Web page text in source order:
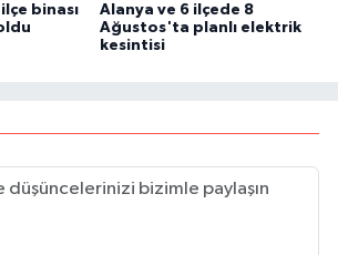
binası
Alanya ve 6 ilçede 8
Ağustos'ta planlı elektrik
kesintisi